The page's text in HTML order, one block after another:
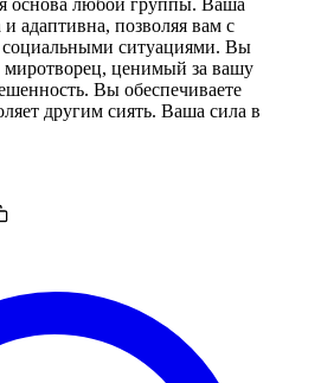
адаптивна, позволяя вам с
социальными ситуациями. Вы
ценимый за вашу
Вы обеспечиваете
другим сиять. Ваша сила в